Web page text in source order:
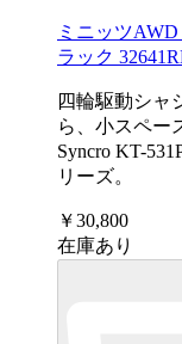
ミニッツ
ラック
四輪駆動シャ
ら、小スペー
Syncro KT-
リーズ。
￥30,800
在庫あり